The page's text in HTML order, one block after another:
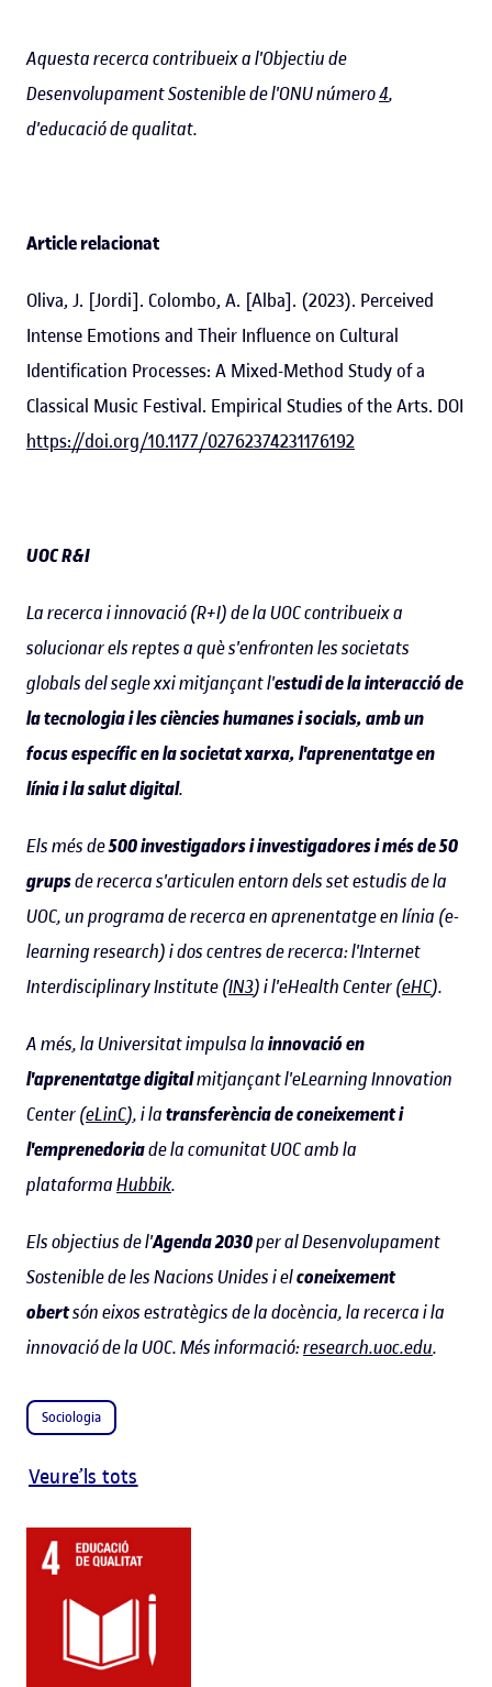
Aquesta recerca contribueix a l'Objectiu de
Desenvolupament Sostenible de l'ONU número4,
d'educació de qualitat.
Article relacionat
Oliva, J. [Jordi]. Colombo, A. [Alba]. (2023). Perceived
Intense Emotions and Their Influence on Cultural
Identification Processes: A Mixed-Method Study of a
Classical Music Festival. Empirical Studies of the Arts. DOI
https://doi.org/10.1177/02762374231176192
UOC R&I
La recerca i innovació (R+I) de la UOC contribueix a
solucionar els reptes a què s'enfronten les societats
globals del segle xxi mitjançant l'estudi de la interacció de
la tecnologia i les ciències humanes i socials, amb un
focus específic en la societat xarxa, l'aprenentatge en
línia i la salut digital.
Els més de500 investigadors i investigadores i més de 50
grupsde recerca s'articulen entorn dels set estudis de la
UOC, un programa de recerca en aprenentatge en línia (e-
learning research) i dos centres de recerca: l'Internet
Interdisciplinary Institute (IN3) i l'eHealth Center (eHC).
A més, la Universitat impulsa lainnovació en
l'aprenentatge digitalmitjançant l'eLearning Innovation
Center (eLinC), i latransferència de coneixement i
l'emprenedoriade la comunitat UOC amb la
plataformaHubbik.
Els objectius de l'Agenda 2030per al Desenvolupament
Sostenible de les Nacions Unides i elconeixement
obertsón eixos estratègics de la docència, la recerca i la
innovació de la UOC. Més informació:research.uoc.edu.
Sociologia
Veure’ls tots